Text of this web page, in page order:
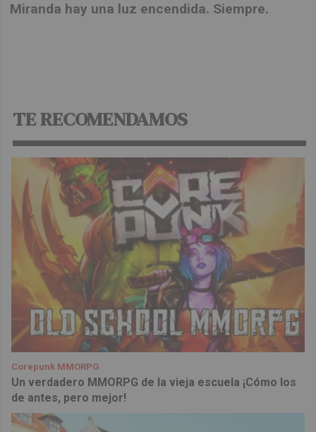
Miranda hay una luz encendida. Siempre.
TE RECOMENDAMOS
Corepunk MMORPG
Un verdadero MMORPG de la vieja escuela ¡Cómo los
de antes, pero mejor!